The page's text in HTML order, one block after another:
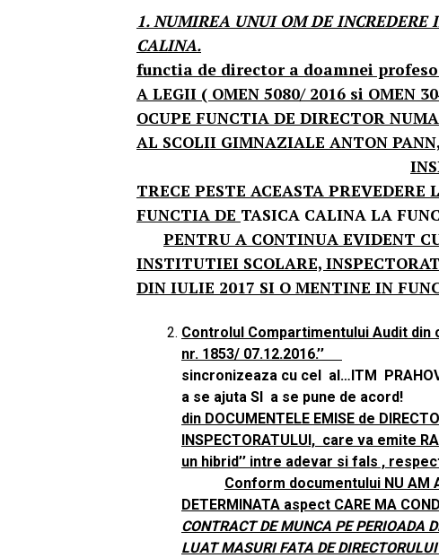
1. NUMIREA UNUI OM DE
CALINA.
functia de director a doamnei
A LEGII ( OMEN 5080/ 2016 si OMEN
OCUPE FUNCTIA DE DIRECTOR
AL SCOLII GIMNAZIALE ANTON
TRECE PESTE ACEASTA
FUNCTIA DE TASICA
PENTRU A CONTINUA EVIDENT
INSTITUTIEI SCOLARE,
DIN IULIE 2017 SI O MENTINE IN
Controlul Compartimentului Audit din
nr. 1853/ 07.12.2016.’’
sincronizeaza cu cel al…ITM
a se ajuta SI a se pune de
din DOCUMENTELE EMISE de
INSPECTORATULUI, care va emite
un hibrid’’ intre adevar si fals ,
Conform documentului NU AM
DETERMINATA aspect CARE MA
CONTRACT DE MUNCA PE PERIOADA
LUAT MASURI FATA DE